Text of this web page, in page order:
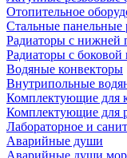
Отопительное
Стальные панельные
Радиаторы с нижней
Радиаторы с боковой
Водяные конвекторы
Внутрипольные
Комплектующие для
Комплектующие для
Лабораторное и
Аварийные души
Аварийные души